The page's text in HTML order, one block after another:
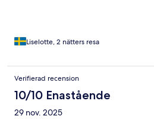
Liselotte, 2 nätters resa
Verifierad recension
10/10 Enastående
29 nov. 2025